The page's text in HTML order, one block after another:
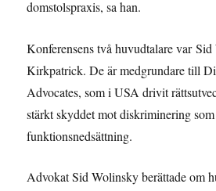
domstolspraxis, sa han.
Konferensens två huvudtalare var
Kirkpatrick. De är medgrundare till
Advocates, som i USA drivit
stärkt skyddet mot diskriminering
funktionsnedsättning.
Advokat Sid Wolinsky berättade om